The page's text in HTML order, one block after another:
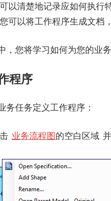
以清楚地记录应如何执行
可以将工作程序生成文档
，您将学习如何为您的业
程序
务任务定义工作程序：
业务流程图的空白区域